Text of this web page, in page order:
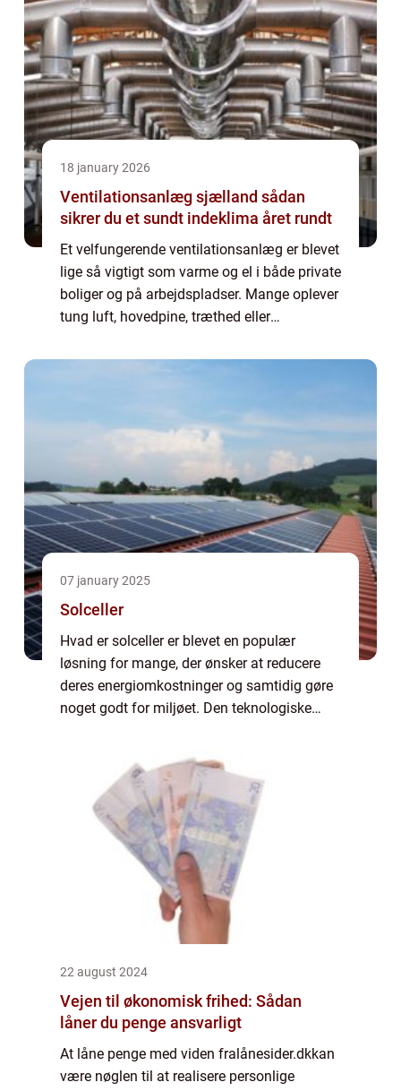
18 january 2026
Ventilationsanlæg sjælland sådan
sikrer du et sundt indeklima året rundt
Et velfungerende ventilationsanlæg er blevet
lige så vigtigt som varme og el i både private
boliger og på arbejdspladser. Mange oplever
tung luft, hovedpine, træthed eller
koble det til manglende udluftning. Sæ...
07 january 2025
Solceller
Hvad er solceller er blevet en populær
løsning for mange, der ønsker at reducere
deres energiomkostninger og samtidig gøre
noget godt for miljøet. Den teknologiske
22 august 2024
Vejen til økonomisk frihed: Sådan
låner du penge ansvarligt
At låne penge med viden fralånesider.dkkan
være nøglen til at realisere personlige